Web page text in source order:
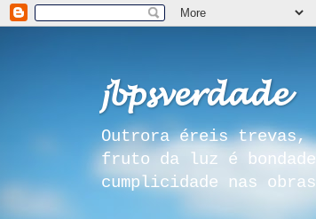
𝓳𝓫𝓹𝓼𝓿𝓮𝓻𝓭𝓪𝓭𝓮
Outrora éreis trevas,
fruto da luz é
cumplicidade nas